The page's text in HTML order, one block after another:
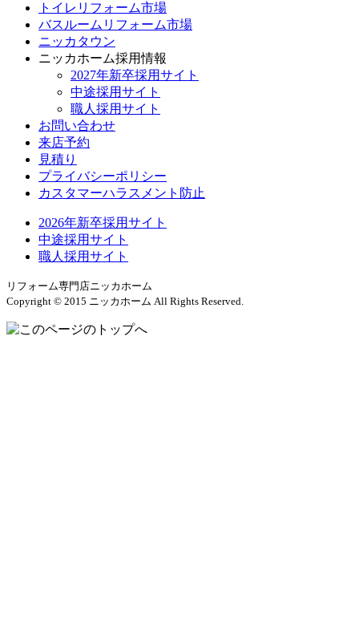
トイレリフォーム市場
バスルームリフォーム市場
ニッカタウン
ニッカホーム採用情報
2027年新卒採用サイト
中途採用サイト
職人採用サイト
お問い合わせ
来店予約
見積り
プライバシーポリシー
カスタマーハラスメント防止
2026年新卒採用サイト
中途採用サイト
職人採用サイト
リフォーム専門店ニッカホーム
Copyright © 2015 ニッカホーム All Rights Reserved.